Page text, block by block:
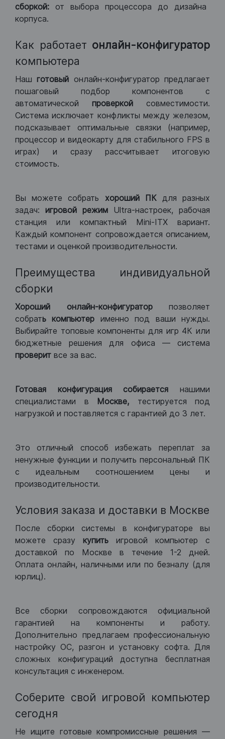
сборкой: от выбора процессора до дизайна
корпуса.
Как работает онлайн-конфигуратор
компьютера
Нашготовый онлайн-конфигуратор предлагает
пошаговый подбор компонентов с
автоматической проверкой совместимости.
Система исключает конфликты между железом,
подсказывает оптимальные связки (например,
процессор и видеокарту для стабильного FPS в
играх) и сразу рассчитывает итоговую
стоимость.
Вы можете собрать хороший ПКдля разных
задач: игровой режим Ultra-настроек, рабочая
станция или компактный Mini-ITX вариант.
Каждый компонент сопровождается описанием,
тестами и оценкой производительности.
Преимущества индивидуальной
сборки
Хороший онлайн-конфигураторпозволяет
собрать компьютер именно под ваши нужды.
Выбирайте топовые компоненты для игр 4К или
бюджетные решения для офиса — система
проверит все за вас.
Готовая конфигурация собираетсянашими
специалистами в Москве, тестируется под
нагрузкой и поставляется с гарантией до 3 лет.
Это отличный способ избежать переплат за
ненужные функции и получить персональный ПК
с идеальным соотношением цены и
производительности.
Условия заказа и доставки в Москве
После сборки системы в конфигураторе вы
можете сразу купить игровой компьютер с
доставкой по Москве в течение 1-2 дней.
Оплата онлайн, наличными или по безналу (для
юрлиц).
Все сборки сопровождаются официальной
гарантией на компоненты и работу.
Дополнительно предлагаем профессиональную
настройку ОС, разгон и установку софта. Для
сложных конфигураций доступна бесплатная
консультация с инженером.
Соберите свой игровой компьютер
сегодня
Не ищите готовые компромиссные решения —